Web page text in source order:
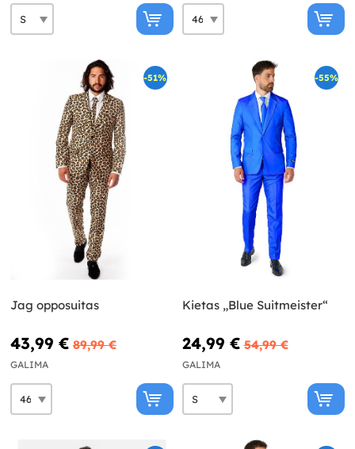
-51%
Jag opposuitas
43,99 € 89,99 €
GALIMA
-55%
Kietas „Blue Suitmeister“
24,99 € 54,99 €
GALIMA